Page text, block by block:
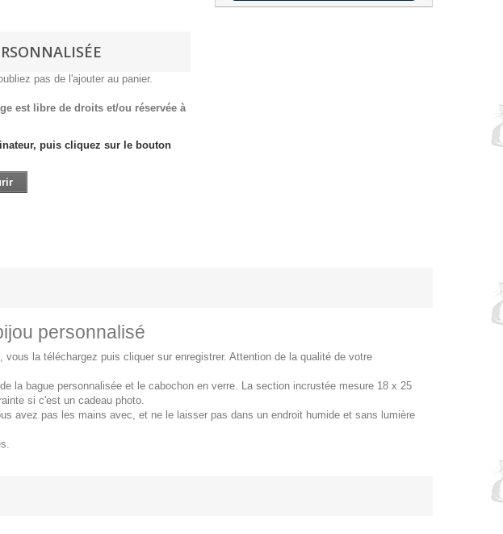
pas de l'ajouter au panier.
est libre de droits et/ou réservée à
puis cliquez sur le bouton
personnalisé
la téléchargez puis cliquer sur enregistrer. Attention de la qualité de votre
la bague personnalisée et le cabochon en verre. La section incrustée mesure 18 x 25
si c'est un cadeau photo.
avez pas les mains avec, et ne le laisser pas dans un endroit humide et sans lumière